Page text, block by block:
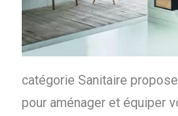
catégorie Sanitaire
pour aménager et équiper